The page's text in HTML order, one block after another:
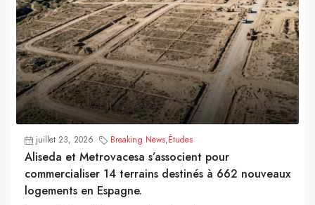
juillet 23, 2026 Breaking News,Études
Aliseda et Metrovacesa s’associent pour
commercialiser 14 terrains destinés à 662 nouveaux
logements en Espagne.